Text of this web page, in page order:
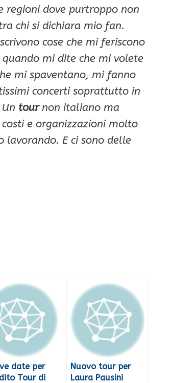
regioni dove purtroppo non
chi si dichiara mio fan.
cose che mi feriscono
quando mi dite che mi volete
mi spaventano, mi fanno
concerti soprattutto in
tournon italiano ma
e organizzazioni molto
E ci sono delle
date per
Tour di
Nuovo tour per
Laura Pausini